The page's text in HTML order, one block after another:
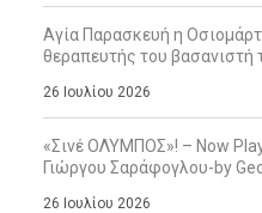
Αγία Παρασκευή η
θεραπευτής του βασανιστή
26 Ιουλίου 2026
«Σινέ ΟΛΥΜΠΟΣ»! – Now
Γιώργου Σαράφογλου-by
26 Ιουλίου 2026